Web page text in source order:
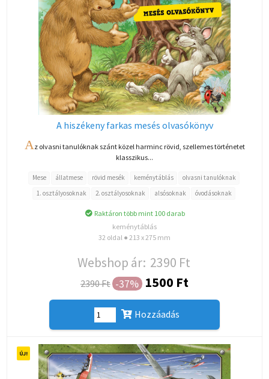
A hiszékeny farkas mesés olvasókönyv
A z olvasni tanulóknak szánt közel harminc rövid, szellemes történetet
klasszikus...
Mese állatmese rövid mesék keménytáblás
olvasni tanulóknak
1. osztályosoknak
2. osztályosoknak alsósoknak óvodásoknak
Raktáron több mint 100 darab
keménytáblás
32 oldal ● 213 x 275 mm
Webshop ár: 2390 Ft
2390 Ft -37% 1500 Ft
Hozzáadás